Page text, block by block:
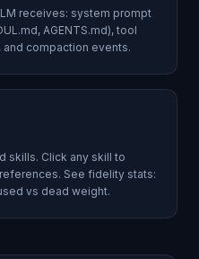
receives: system prompt
AGENTS.md), tool
compaction events.
skills. Click any skill to
See fidelity stats:
vs dead weight.